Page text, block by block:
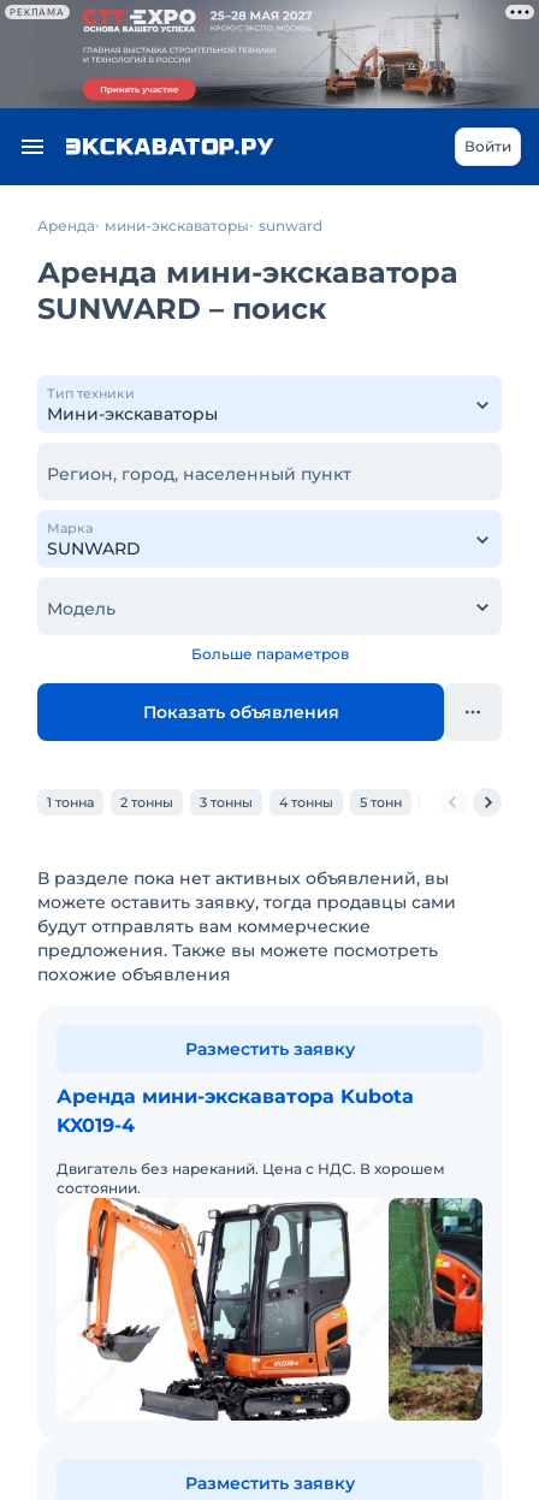
РЕКЛАМА
Войти
Аренда мини-экскаваторы sunward
Аренда мини-экскаватора
SUNWARD – поиск
Тип техники
Регион, город, населенный пункт
Марка
Модель
Больше параметров
Показать объявления
1 тонна 2 тонны 3 тонны 4 тонны 5 тонн 6 тонн
В разделе пока нет активных объявлений, вы
можете оставить заявку, тогда продавцы сами
будут отправлять вам коммерческие
предложения. Также вы можете посмотреть
похожие объявления
Аренда мини-экскаватора Kubota
KX019-4
Двигатель без нареканий. Цена с НДС. В хорошем
состоянии.
Разместить заявку
Разместить заявку